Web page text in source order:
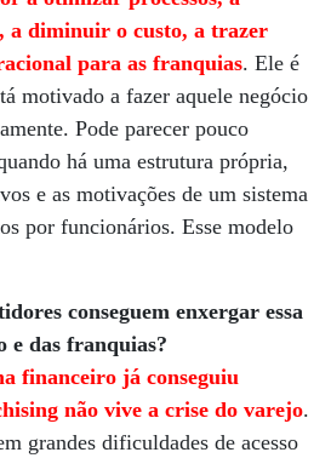
a diminuir o custo, a trazer
para as franquias. Ele é
motivado a fazer aquele negócio
Pode parecer pouco
há uma estrutura própria,
e as motivações de um sistema
por funcionários. Esse modelo
conseguem enxergar essa
e das franquias?
financeiro já conseguiu
não vive a crise do varejo.
grandes dificuldades de acesso